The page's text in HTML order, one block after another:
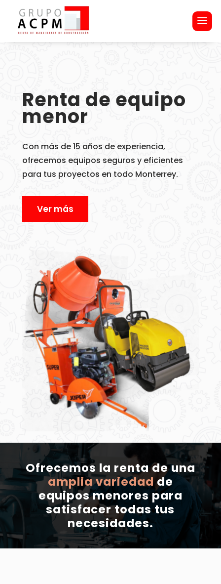
Renta de equipo
menor
Con más de 15 años de experiencia,
ofrecemos equipos seguros y eficientes
para tus proyectos en todo Monterrey.
Ver más
Ofrecemos la renta de una
amplia variedadde
equipos menores para
satisfacer todas tus
necesidades.